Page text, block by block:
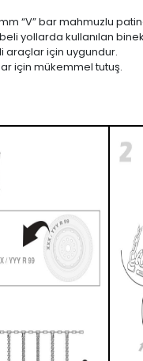
“V” bar mahmuzlu
yollarda kullanılan
araçlar için uygundur.
için mükemmel tutuş.